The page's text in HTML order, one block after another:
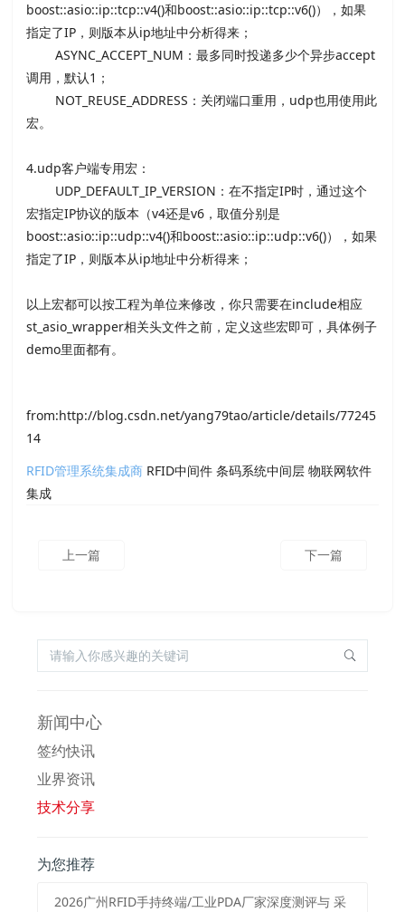
boost::asio::ip::tcp::v4()和boost::asio::ip::tcp::v6()），如果
指定了IP，则版本从ip地址中分析得来；
ASYNC_ACCEPT_NUM：最多同时投递多少个异步accept
调用，默认1；
NOT_REUSE_ADDRESS：关闭端口重用， udp也用使用此
宏。
4.udp客户端专用宏：
UDP_DEFAULT_IP_VERSION：在不指定IP时，通过这个
宏指定IP协议的版本（v4还是v6，取值分别是
boost::asio::ip::udp::v4()和boost::asio::ip::udp::v6()），如果
指定了IP，则版本从ip地址中分析得来；
以上宏都可以按工程为单位来修改，你只需要在include相应
st_asio_wrapper相关头文件之前，定义这些宏即可，具体例子
demo里面都有。
from:http://blog.csdn.net/yang79tao/article/details/77245
14
RFID管理系统集成商 RFID中间件 条码系统中间层 物联网软件
集成
上一篇 下一篇
新闻中心
签约快讯
业界资讯
技术分享
为您推荐
2026⼴州RFID⼿持终端/⼯业PDA⼚家深度测评与 采